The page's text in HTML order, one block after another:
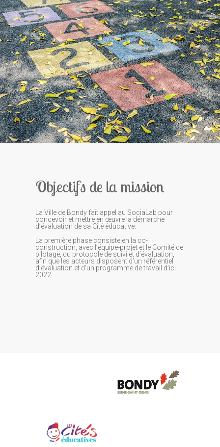
Objectifs de la mission
La Ville de Bondy fait appel au SociaLab pour
concevoir et mettre en œuvre la démarche
d’évaluation de sa Cité éducative.
La première phase consiste en la co-
construction, avec l’équipe-projet et le Comité de
pilotage, du protocole de suivi et d’évaluation,
afin que les acteurs disposent d’un référentiel
d’évaluation et d’un programme de travail d’ici
2022.